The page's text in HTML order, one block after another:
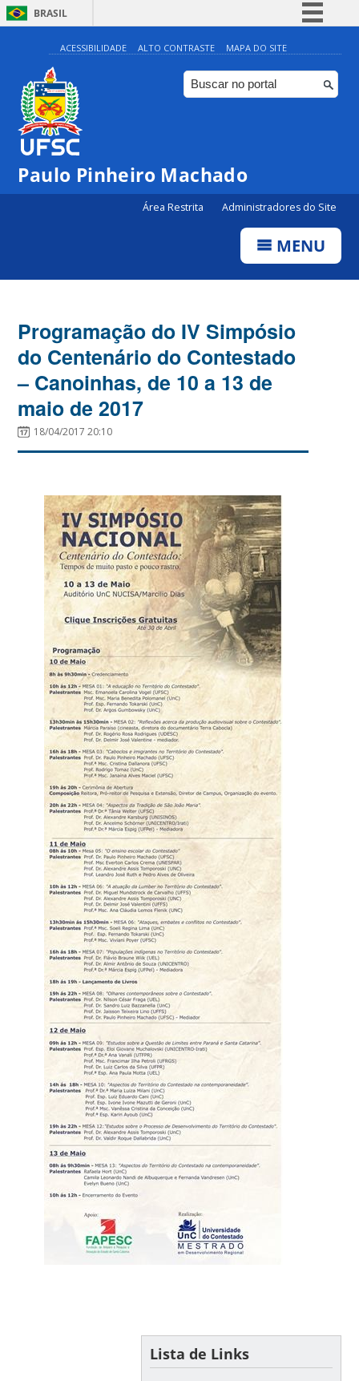
BRASIL
Simplifique!
Comunica BR
Participe
Canais
ACESSIBILIDADE ALTO CONTRASTE MAPA DO SITE
Paulo Pinheiro Machado
Área Restrita Administradores do Site
MENU
Programação do IV Simpósio
do Centenário do Contestado
– Canoinhas, de 10 a 13 de
maio de 2017
18/04/2017 20:10
Lista de Links